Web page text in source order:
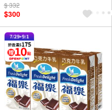
$ 332
$300